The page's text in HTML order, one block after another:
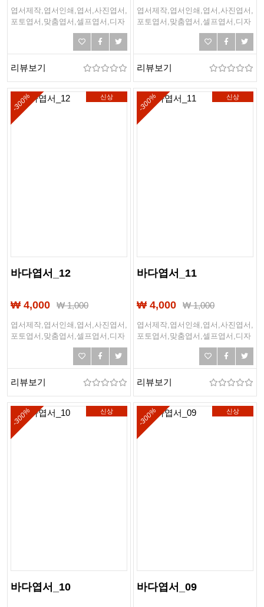
엽서제작,엽서인쇄,엽서,사진엽서,
포토엽서,맞춤엽서,셀프엽서,디자
인엽서,여행엽서,여행,바다,바닷
가,해변,여름,해외여행
리뷰보기
엽서제작,엽서인쇄,엽서,사진엽서,
포토엽서,맞춤엽서,셀프엽서,디자
인엽서,여행엽서,여행,바다,바닷
가,해변,여름,해외여행
리뷰보기
신상
-300%
바다엽서_12
₩ 4,000 ₩1,000
엽서제작,엽서인쇄,엽서,사진엽서,
포토엽서,맞춤엽서,셀프엽서,디자
인엽서,여행엽서,여행,바다,바닷
가,해변,여름,해외여행
리뷰보기
신상
-300%
바다엽서_11
₩ 4,000 ₩1,000
엽서제작,엽서인쇄,엽서,사진엽서,
포토엽서,맞춤엽서,셀프엽서,디자
인엽서,여행엽서,여행,바다,바닷
가,해변,여름,해외여행
리뷰보기
신상
-300%
바다엽서_10
신상
-300%
바다엽서_09